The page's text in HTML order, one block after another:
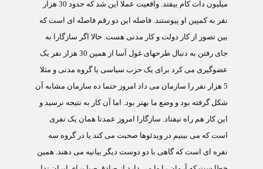
میلیون دات کام بیفتد. واقعیت عملا این شد که حدود 30 هزار
نفر به کمپین او پیوستند. فاصله این دو رقم فاصله ای است که
بین تصور از کار دولت و کار مدنی هست. حالا اگر سازگارا به
جای رفتن به دنبال طرحهای غول آسا از همین 30 هزار نفر یک
عضوگیری می کرد برای یک حزب سیاسی یا گروه مدنی و مثلا
5 هزار نفر را سازمان می داد امروز حتما ده سازمان مشابه آن
شکل گرفته بود و وضع ما بهتر بود. اما آن کار به نتیجه نرسید و
این کار هم راه نیفتاد. سازگارا امروز عمدتا همان یک نفری
است که می بینیم در ویدئوها صحبت می کند یا در گروه سه
نفره ای است که گاهی با دو دوست دیگر بیانیه می دهند. همین